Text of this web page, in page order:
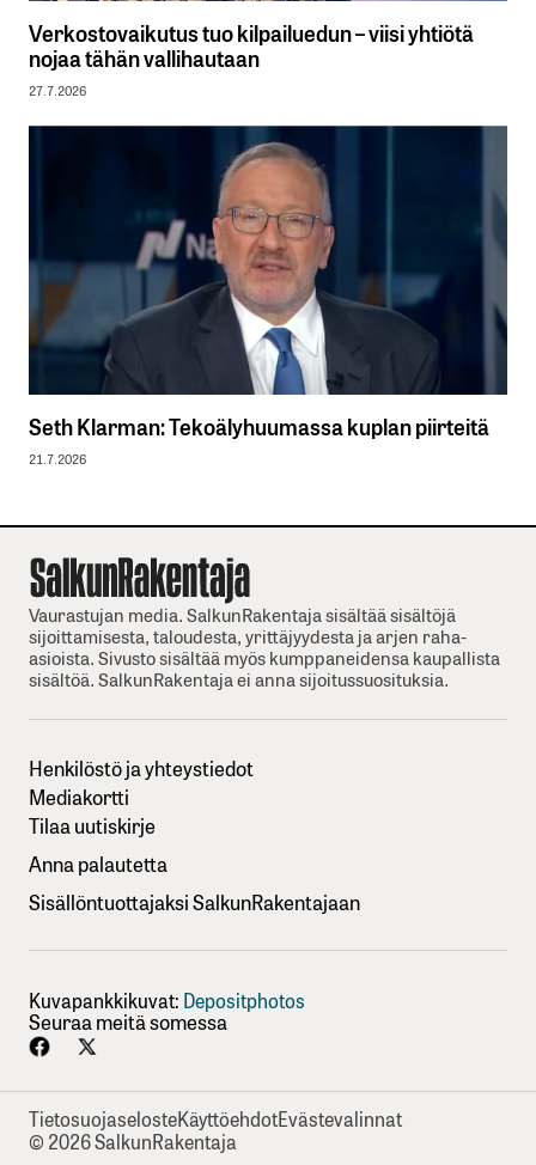
Verkostovaikutus tuo kilpailuedun – viisi yhtiötä
nojaa tähän vallihautaan
27.7.2026
Seth Klarman: Tekoälyhuumassa kuplan piirteitä
21.7.2026
Vaurastujan media. SalkunRakentaja sisältää sisältöjä
sijoittamisesta, taloudesta, yrittäjyydesta ja arjen raha-
asioista. Sivusto sisältää myös kumppaneidensa kaupallista
sisältöä. SalkunRakentaja ei anna sijoitussuosituksia.
Henkilöstö ja yhteystiedot
Mediakortti
Tilaa uutiskirje
Anna palautetta
Sisällöntuottajaksi SalkunRakentajaan
Kuvapankkikuvat: Depositphotos
Seuraa meitä somessa
TietosuojaselosteKäyttöehdotEvästevalinnat
© 2026 SalkunRakentaja